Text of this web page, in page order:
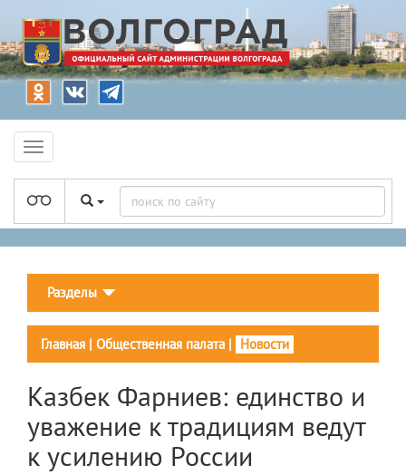
Разделы
Главная | Общественная палата | Новости
Казбек Фарниев: единство и
уважение к традициям ведут
к усилению России